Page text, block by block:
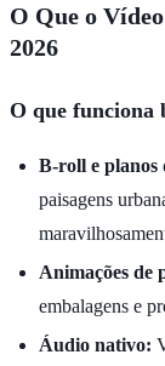
O Que o
2026
O que funciona
B-roll e planos
paisagens
Animações de
embalagens e
Áudio nativo: